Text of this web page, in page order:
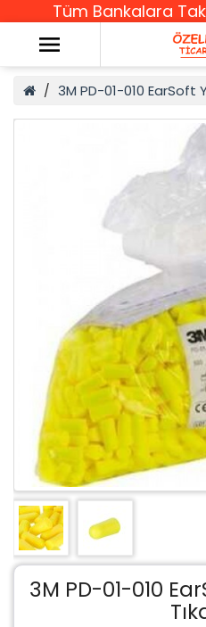
Tüm Bankalara
3M PD-01-010 EarSoft
3M PD-01-010